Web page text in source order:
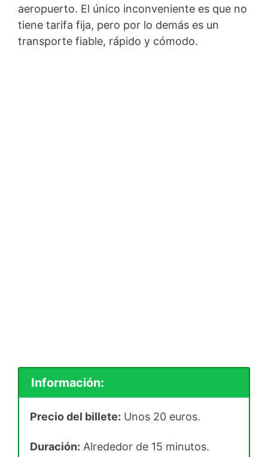
aeropuerto. El único inconveniente es que no
tiene tarifa fija, pero por lo demás es un
transporte fiable, rápido y cómodo.
Información:
Precio del billete: Unos 20 euros.
Duración: Alrededor de 15 minutos.